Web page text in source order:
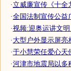
·立威廉宣传《十全
·全国法制宣传公益
·视频:迎奥运讲文明
·大型户外显示屏亮
·于小慧荣任爱心天
·河津市地震局以多